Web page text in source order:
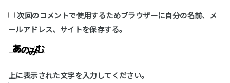
次回のコメントで使用するためブラウザーに自分の名前、メ
ールアドレス、サイトを保存する。
上に表示された文字を入力してください。